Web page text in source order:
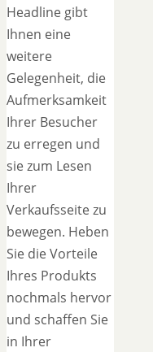
Headline gibt
Ihnen eine
weitere
Gelegenheit, die
Aufmerksamkeit
Ihrer Besucher
zu erregen und
sie zum Lesen
Ihrer
Verkaufsseite zu
bewegen. Heben
Sie die Vorteile
Ihres Produkts
nochmals hervor
und schaffen Sie
in Ihrer